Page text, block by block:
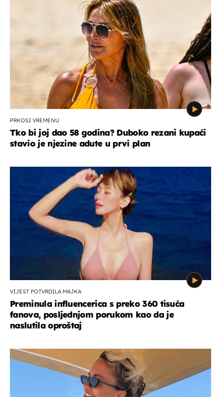
PRKOSI VREMENU
Tko bi joj dao 58 godina? Duboko rezani kupaći
stavio je njezine adute u prvi plan
VIJEST POTVRDILA MAJKA
Preminula influencerica s preko 360 tisuća
fanova, posljednjom porukom kao da je
naslutila oproštaj